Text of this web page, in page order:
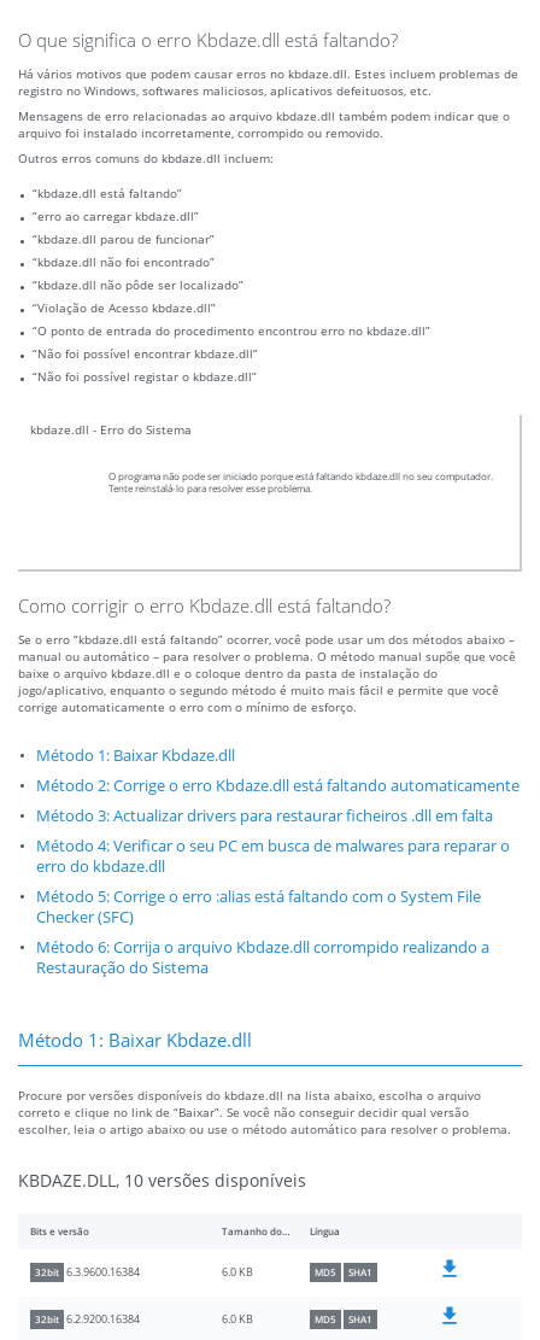
O que significa o erro Kbdaze.dll está faltando?
Há vários motivos que podem causar erros no kbdaze.dll. Estes incluem problemas de
registro no Windows, softwares maliciosos, aplicativos defeituosos, etc.
Mensagens de erro relacionadas ao arquivo kbdaze.dll também podem indicar que o
arquivo foi instalado incorretamente, corrompido ou removido.
Outros erros comuns do kbdaze.dll incluem:
“kbdaze.dll está faltando”
“erro ao carregar kbdaze.dll”
“kbdaze.dll parou de funcionar”
“kbdaze.dll não foi encontrado”
“kbdaze.dll não pôde ser localizado”
“Violação de Acesso kbdaze.dll”
“O ponto de entrada do procedimento encontrou erro no kbdaze.dll”
“Não foi possível encontrar kbdaze.dll”
“Não foi possível registar o kbdaze.dll”
kbdaze.dll - Erro do Sistema
O programa não pode ser iniciado porque está faltando kbdaze.dll no seu computador.
Tente reinstalá-lo para resolver esse problema.
Como corrigir o erro Kbdaze.dll está faltando?
Se o erro “kbdaze.dll está faltando” ocorrer, você pode usar um dos métodos abaixo –
manual ou automático – para resolver o problema. O método manual supõe que você
baixe o arquivo kbdaze.dll e o coloque dentro da pasta de instalação do
jogo/aplicativo, enquanto o segundo método é muito mais fácil e permite que você
corrige automaticamente o erro com o mínimo de esforço.
Método 1: Baixar Kbdaze.dll
Método 2: Corrige o erro Kbdaze.dll está faltando automaticamente
Método 3: Actualizar drivers para restaurar ficheiros .dll em falta
Método 4: Verificar o seu PC em busca de malwares para reparar o
erro do kbdaze.dll
Método 5: Corrige o erro :alias está faltando com o System File
Checker (SFC)
Método 6: Corrija o arquivo Kbdaze.dll corrompido realizando a
Restauração do Sistema
Método 1: Baixar Kbdaze.dll
Procure por versões disponíveis do kbdaze.dll na lista abaixo, escolha o arquivo
correto e clique no link de “Baixar”. Se você não conseguir decidir qual versão
escolher, leia o artigo abaixo ou use o método automático para resolver o problema.
KBDAZE.DLL, 10 versões disponíveis
Bits e versão Tamanho do arquivo Língua
32bit 6.3.9600.16384 6.0 KB MD5 SHA1
32bit 6.2.9200.16384 6.0 KB MD5 SHA1